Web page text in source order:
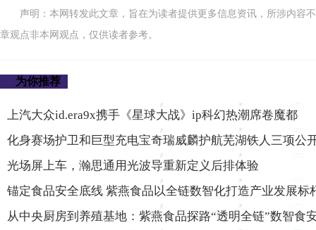
声明：本网转发此文章，旨在为读者提供更多信息资讯，所涉内容
章观点非本网观点，仅供读者参考。
为你推荐
上汽大众id.era9x携手《星球大战》ip科幻热潮席卷魔都
化身赛场护卫和巨型充电宝奇瑞威麟护航芜湖铁人三项公
光场屏上车，瀚思通用光波导重新定义后排体验
锚定食品安全底线 紫燕食品以全链数智化打造产业发展标
从中央厨房到养殖基地：紫燕食品探路“透明全链”数智食